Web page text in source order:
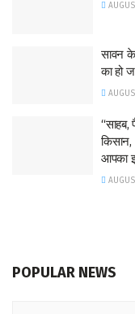
सावन के
का हो
आपका
POPULAR NEWS